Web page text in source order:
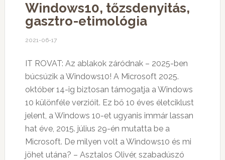
Windows10, tőzsdenyitás,
gasztro-etimológia
2021-06-17
IT ROVAT: Az ablakok záródnak – 2025-ben
búcsúzik a Windows10! A Microsoft 2025.
október 14-ig biztosan támogatja a Windows
10 különféle verzióit. Ez bő 10 éves életciklust
jelent, a Windows 10-et ugyanis immár lassan
hat éve, 2015. július 29-én mutatta be a
Microsoft. De milyen volt a Windows10 és mi
jöhet utána? – Asztalos Olivér, szabadúszó